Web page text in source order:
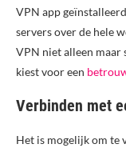
VPN app
servers over de hele
VPN niet alleen maar
kiest voor een
Verbinden met
Het is mogelijk om te